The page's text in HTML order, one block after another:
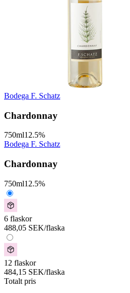
Bodega F. Schatz
Chardonnay
750ml12.5%
Bodega F. Schatz
Chardonnay
750ml12.5%
6 flaskor
488,05 SEK/flaska
12 flaskor
484,15 SEK/flaska
Totalt pris